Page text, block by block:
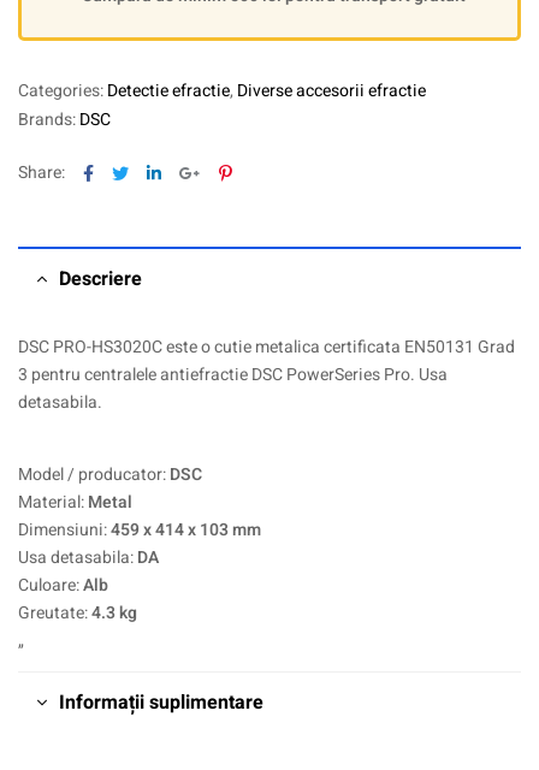
Categories:Detectie efractie, Diverse accesorii efractie
Brands:DSC
Share: Facebook
TwitterLinkedinGoogle+Pinterest
Descriere
DSC PRO-HS3020C este o cutie metalica certificata EN50131 Grad
3 pentru centralele antiefractie DSC PowerSeries Pro. Usa
detasabila.
Model / producator:DSC
Material:Metal
Dimensiuni:459 x 414 x 103 mm
Usa detasabila:DA
Culoare:Alb
Greutate:4.3 kg
„
Informații suplimentare